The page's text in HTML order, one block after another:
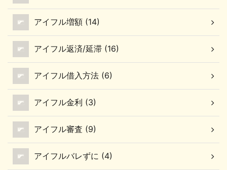
アイフル増額 (14)
アイフル返済/延滞 (16)
アイフル借入方法 (6)
アイフル金利 (3)
アイフル審査 (9)
アイフルバレずに (4)